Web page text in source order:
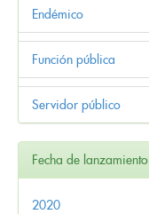
Endémico
Función pública
Servidor público
Fecha de lanzamiento
2020